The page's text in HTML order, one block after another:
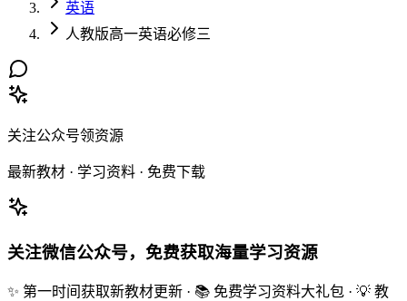
英语
人教版高一英语必修三
关注公众号领资源
最新教材 · 学习资料 · 免费下载
关注微信公众号，免费获取海量学习资源
✨ 第一时间获取新教材更新 · 📚 免费学习资料大礼包 · 💡 教